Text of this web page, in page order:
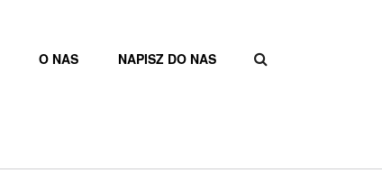
O NAS NAPISZ DO NAS